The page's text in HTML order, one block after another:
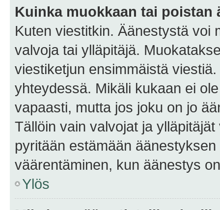
Kuinka muokkaan tai poistan
Kuten viestitkin. Äänestystä voi
valvoja tai ylläpitäjä.
viestiketjun ensimmäistä
yhteydessä. Mikäli kukaan ei
vapaasti, mutta jos joku on jo
Tällöin vain valvojat ja
pyritään estämään
väärentäminen, kun äänestys
Ylös